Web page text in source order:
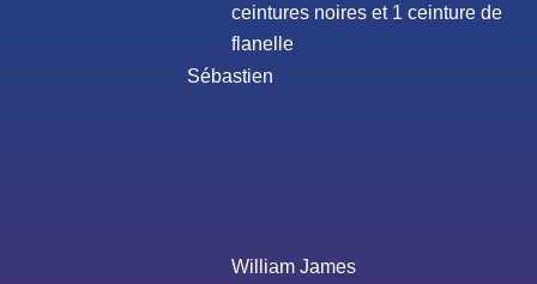
ceintures noires et 1 ceinture de
flanelle
Sébastien
William James